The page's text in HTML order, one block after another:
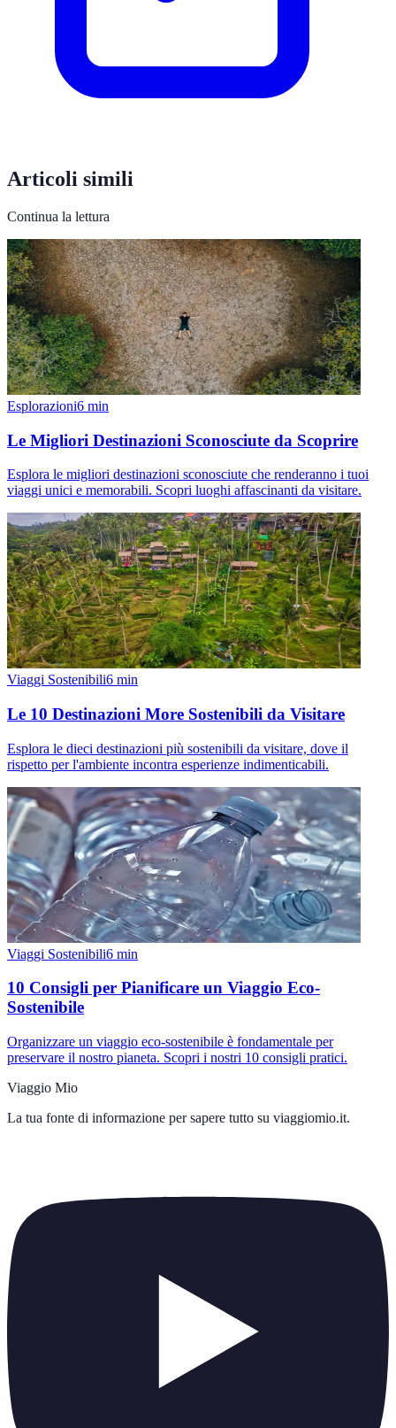
Articoli simili
Continua la lettura
Esplorazioni6 min
Le Migliori Destinazioni Sconosciute da Scoprire
Esplora le migliori destinazioni sconosciute che renderanno i tuoi
viaggi unici e memorabili. Scopri luoghi affascinanti da visitare.
Viaggi Sostenibili6 min
Le 10 Destinazioni More Sostenibili da Visitare
Esplora le dieci destinazioni più sostenibili da visitare, dove il
rispetto per l'ambiente incontra esperienze indimenticabili.
Viaggi Sostenibili6 min
10 Consigli per Pianificare un Viaggio Eco-
Sostenibile
Organizzare un viaggio eco-sostenibile è fondamentale per
preservare il nostro pianeta. Scopri i nostri 10 consigli pratici.
Viaggio Mio
La tua fonte di informazione per sapere tutto su viaggiomio.it.